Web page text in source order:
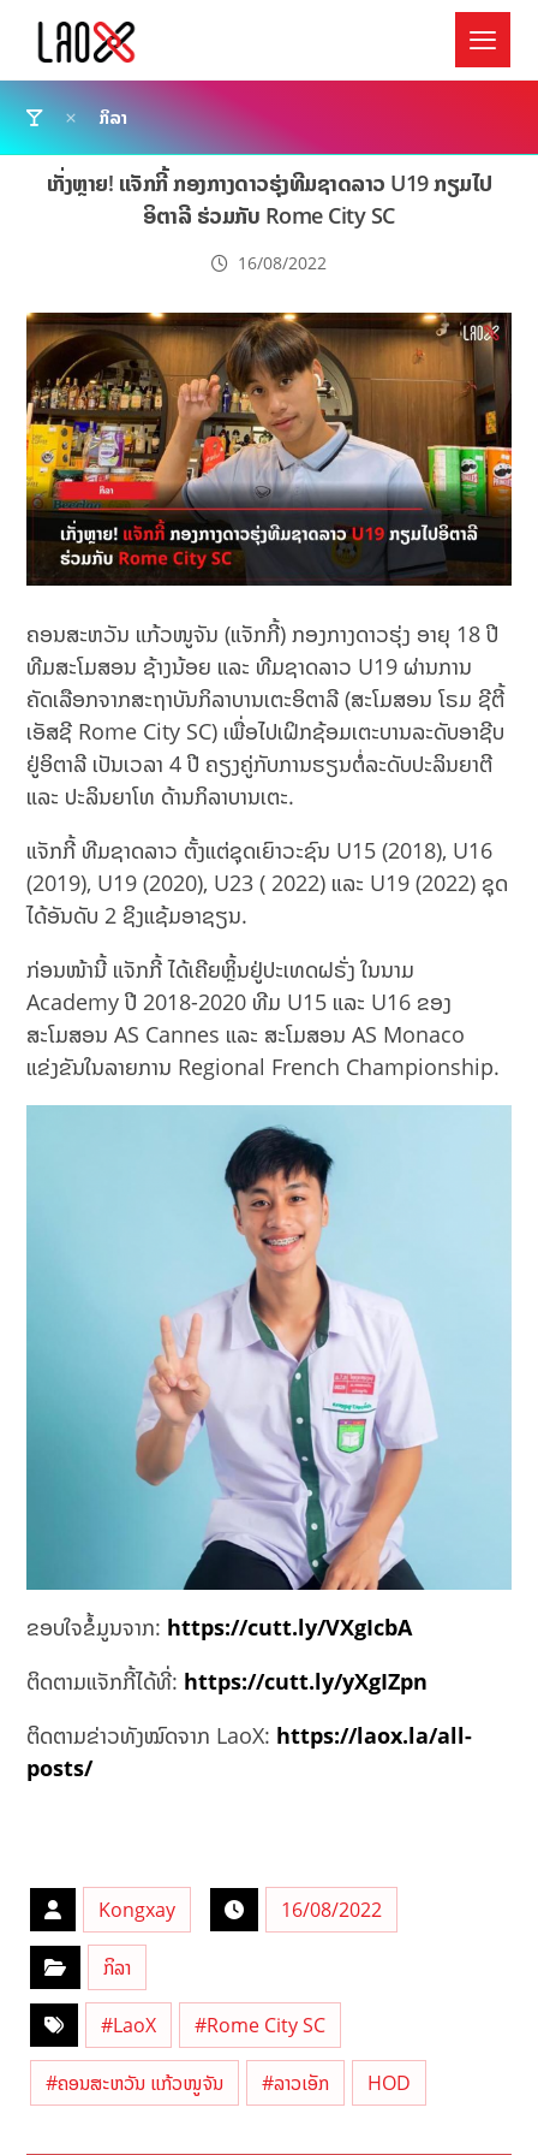
ກິລາ
ເກັ່ງຫຼາຍ! ແຈັກກີ້ ກອງກາງດາວຮຸ່ງທີມຊາດລາວ U19 ກຽມໄປ
ອິຕາລີ ຮ່ວມກັບ Rome City SC
16/08/2022
ຄອນສະຫວັນ ແກ້ວໜູຈັນ (ແຈັກກີ້) ກອງກາງດາວຮຸ່ງ ອາຍຸ 18 ປີ
ທີມສະໂມສອນ ຊ້າງນ້ອຍ ແລະ ທີມຊາດລາວ U19 ຜ່ານການ
ຄັດເລືອກຈາກສະຖາບັນກິລາບານເຕະອິຕາລີ (ສະໂມສອນ ໂຣມ ຊີຕີ້
ເອັສຊີ Rome City SC) ເພື່ອໄປເຝິກຊ້ອມເຕະບານລະດັບອາຊີບ
ຢູ່ອິຕາລີ ເປັນເວລາ 4 ປີ ຄຽງຄູ່ກັບການຮຽນຕໍ່ລະດັບປະລິນຍາຕີ
ແລະ ປະລິນຍາໂທ ດ້ານກິລາບານເຕະ.
ແຈັກກີ້ ທີມຊາດລາວ ຕັ້ງແຕ່ຊຸດເຍົາວະຊົນ U15 (2018), U16
(2019), U19 (2020), U23 ( 2022) ແລະ U19 (2022) ຊຸດ
ໄດ້ອັນດັບ 2 ຊິງແຊ້ມອາຊຽນ.
ກ່ອນໜ້ານີ້ ແຈັກກີ້ ໄດ້ເຄີຍຫຼິ້ນຢູ່ປະເທດຝຣັ່ງ ໃນນາມ
Academy ປີ 2018-2020 ທີມ U15 ແລະ U16 ຂອງ
ສະໂມສອນ AS Cannes ແລະ ສະໂມສອນ AS Monaco
ແຂ່ງຂັນໃນລາຍການ Regional French Championship.
ຂອບໃຈຂໍ້ມູນຈາກ: https://cutt.ly/VXgIcbA
ຕິດຕາມແຈັກກີ້ໄດ້ທີ່: https://cutt.ly/yXgIZpn
ຕິດຕາມຂ່າວທັງໝົດຈາກ LaoX: https://laox.la/all-
posts/
Kongxay 16/08/2022
ກິລາ
#LaoX #Rome City SC
#ຄອນສະຫວັນ ແກ້ວໜູຈັນ #ລາວເອັກ HOD